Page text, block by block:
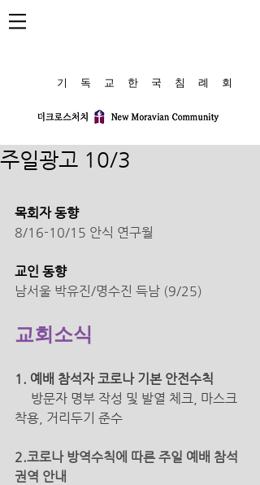
​기 독 교 한 국 침 례 회
주일광고 10/3
목회자 동향
8/16-10/15 안식 연구월
교인 동향
남서울 박유진/명수진 득남 (9/25)
교회소식
1. 예배 참석자 코로나 기본 안전수칙
방문자 명부 작성 및 발열 체크, 마스크
착용, 거리두기 준수
2.코로나 방역수칙에 따른 주일 예배 참석
권역 안내